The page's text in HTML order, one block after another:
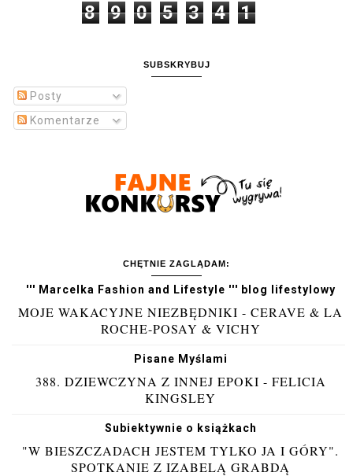
8 9 0 5 3 4 1
SUBSKRYBUJ
Posty
Komentarze
CHĘTNIE ZAGLĄDAM:
''' Marcelka Fashion and Lifestyle ''' blog lifestylowy
MOJE WAKACYJNE NIEZBĘDNIKI - CERAVE & LA
ROCHE-POSAY & VICHY
Pisane Myślami
388. DZIEWCZYNA Z INNEJ EPOKI - FELICIA
KINGSLEY
Subiektywnie o książkach
"W BIESZCZADACH JESTEM TYLKO JA I GÓRY".
SPOTKANIE Z IZABELĄ GRABDĄ